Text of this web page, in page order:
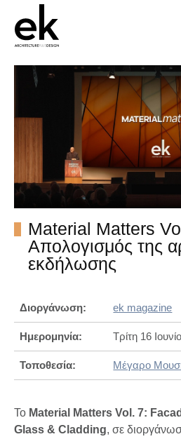
Material Matters
Απολογισμός της
εκδήλωσης
Διοργάνωση: ek magazine
Ημερομηνία: Τρίτη 16
Τοποθεσία: Μέγαρο
Το Material Matters Vol. 7:
Glass & Cladding, σε